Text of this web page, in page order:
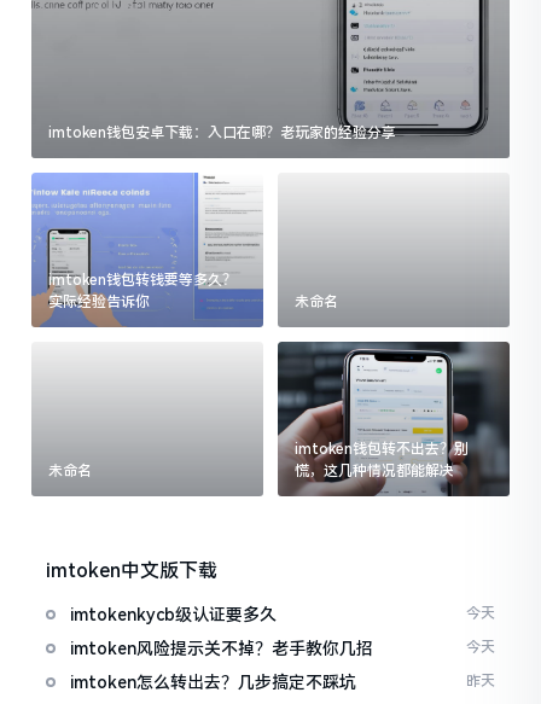
imtoken钱包安卓下载：入口在哪？老玩家的经验分享
imtoken钱包转钱要等多久？
实际经验告诉你
未命名
未命名
imtoken钱包转不出去？别
慌，这几种情况都能解决
imtoken中文版下载
imtokenkycb级认证要多久 今天
imtoken风险提示关不掉？老手教你几招 今天
imtoken怎么转出去？几步搞定不踩坑 昨天